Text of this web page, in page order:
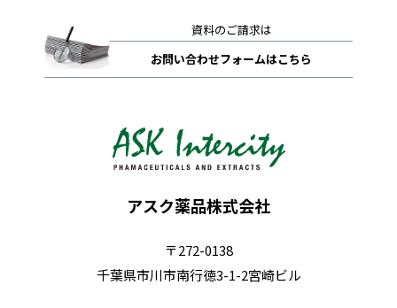
資料のご請求は
お問い合わせフォームはこちら
アスク薬品株式会社
〒272-0138
千葉県市川市南行徳3-1-2宮崎ビル